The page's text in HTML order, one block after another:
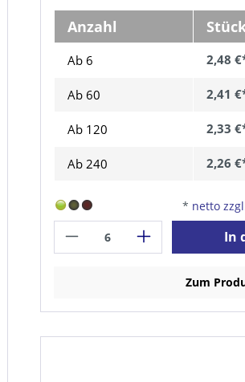
Anzahl
Ab 6 2,48
Ab 60 2,41
Ab 120 2,33
Ab 240 2,26
* netto
In
Zum